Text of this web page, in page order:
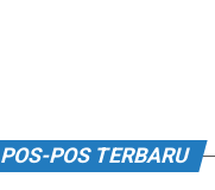
POS-POS TERBARU